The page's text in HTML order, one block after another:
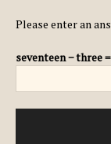
Please enter an
seventeen − three =